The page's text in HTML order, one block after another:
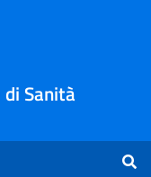
Sanità